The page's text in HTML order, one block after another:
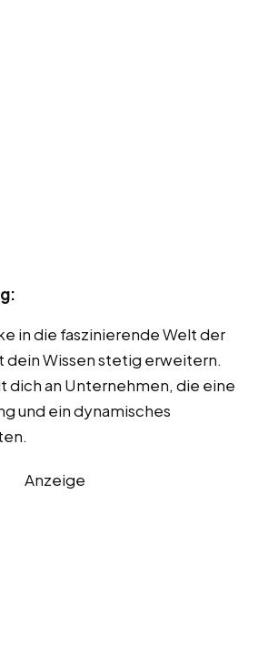
in die faszinierende Welt der
dein Wissen stetig erweitern.
dich an Unternehmen, die eine
und ein dynamisches
Anzeige